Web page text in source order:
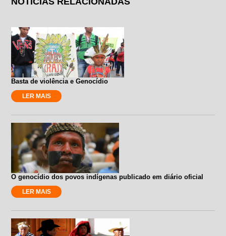
Basta de violência e Genocídio
LER MAIS
O genocídio dos povos indígenas publicado em diário oficial
LER MAIS